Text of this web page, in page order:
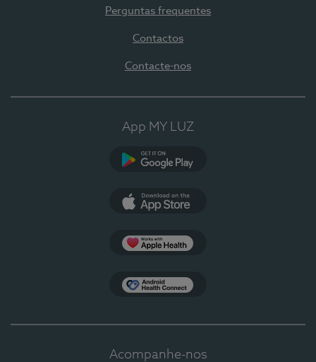
Perguntas frequentes
Contactos
Contacte-nos
App MY LUZ
Acompanhe-nos